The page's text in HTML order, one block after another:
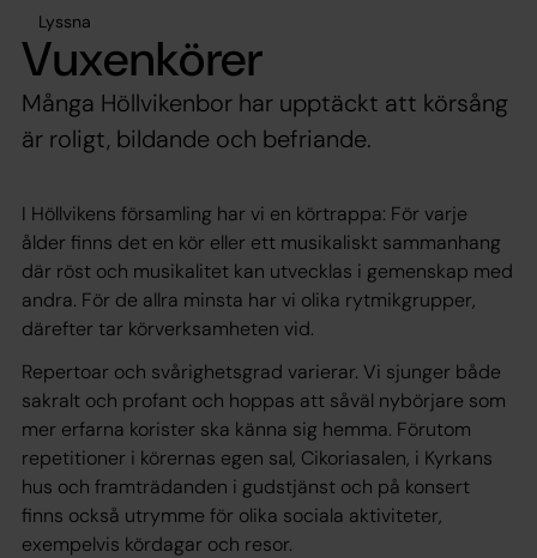
Lyssna
Vuxenkörer
Många Höllvikenbor har upptäckt att körsång
är roligt, bildande och befriande.
I Höllvikens församling har vi en körtrappa: För varje
ålder finns det en kör eller ett musikaliskt sammanhang
där röst och musikalitet kan utvecklas i gemenskap med
andra. För de allra minsta har vi olika rytmikgrupper,
därefter tar körverksamheten vid.
Repertoar och svårighetsgrad varierar. Vi sjunger både
sakralt och profant och hoppas att såväl nybörjare som
mer erfarna korister ska känna sig hemma. Förutom
repetitioner i körernas egen sal, Cikoriasalen, i Kyrkans
hus och framträdanden i gudstjänst och på konsert
finns också utrymme för olika sociala aktiviteter,
exempelvis kördagar och resor.